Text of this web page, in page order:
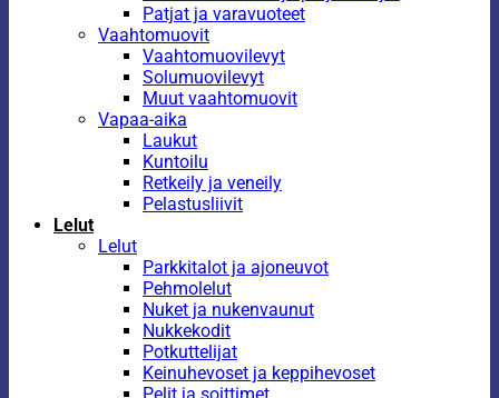
Patjat ja varavuoteet
Vaahtomuovit
Vaahtomuovilevyt
Solumuovilevyt
Muut vaahtomuovit
Vapaa-aika
Laukut
Kuntoilu
Retkeily ja veneily
Pelastusliivit
Lelut
Lelut
Parkkitalot ja ajoneuvot
Pehmolelut
Nuket ja nukenvaunut
Nukkekodit
Potkuttelijat
Keinuhevoset ja keppihevoset